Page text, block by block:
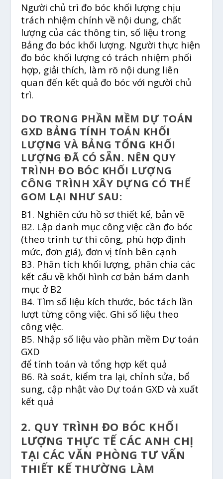
Người chủ trì đo bóc khối lượng chịu
trách nhiệm chính về nội dung, chất
lượng của các thông tin, số liệu trong
Bảng đo bóc khối lượng. Người thực hiện
đo bóc khối lượng có trách nhiệm phối
hợp, giải thích, làm rõ nội dung liên
quan đến kết quả đo bóc với người chủ
trì.
DO TRONG PHẦN MỀM DỰ TOÁN
GXD BẢNG TÍNH TOÁN KHỐI
LƯỢNG VÀ BẢNG TỔNG KHỐI
LƯỢNG ĐÃ CÓ SẴN. NÊN QUY
TRÌNH ĐO BÓC KHỐI LƯỢNG
CÔNG TRÌNH XÂY DỰNG CÓ THỂ
GOM LẠI NHƯ SAU:
B1. Nghiên cứu hồ sơ thiết kế, bản vẽ
B2. Lập danh mục công việc cần đo bóc
(theo trình tự thi công, phù hợp định
mức, đơn giá), đơn vị tính bên cạnh
B3. Phân tích khối lượng, phân chia các
kết cấu về khối hình cơ bản bám danh
mục ở B2
B4. Tìm số liệu kích thước, bóc tách lần
lượt từng công việc. Ghi số liệu theo
công việc.
B5. Nhập số liệu vào phần mềm Dự toán
GXD
để tính toán và tổng hợp kết quả
B6. Rà soát, kiểm tra lại, chỉnh sửa, bổ
sung, cập nhật vào Dự toán GXD và xuất
kết quả
2. QUY TRÌNH ĐO BÓC KHỐI
LƯỢNG THỰC TẾ CÁC ANH CHỊ
TẠI CÁC VĂN PHÒNG TƯ VẤN
THIẾT KẾ THƯỜNG LÀM